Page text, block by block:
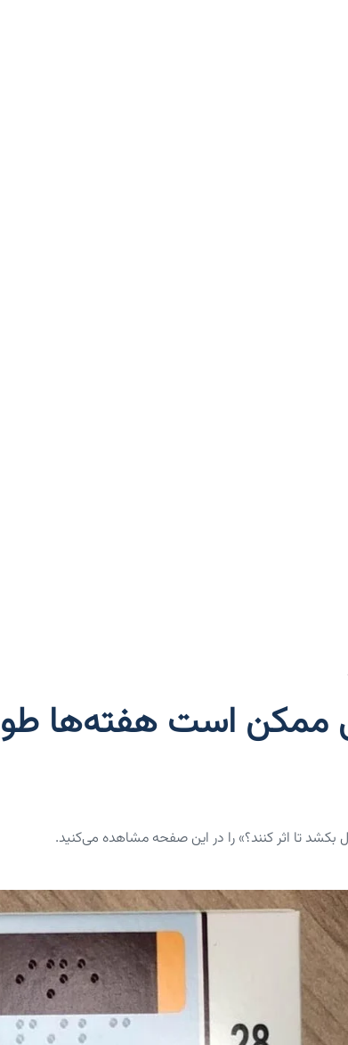
است هفته‌ها طول
تا اثر کنند؟» را در این صفحه مشاهده می‌کنید.